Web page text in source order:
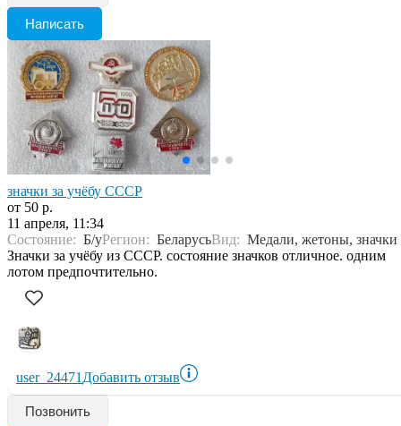
Написать
значки за учёбу СССР
от 50 р.
11 апреля, 11:34
Состояние: Б/уРегион: БеларусьВид: Медали, жетоны, значки
Значки за учёбу из СССР. состояние значков отличное. одним
лотом предпочтительно.
user_24471 Добавить отзыв
Позвонить